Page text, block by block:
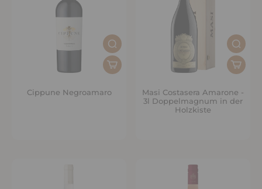
Cippune Negroamaro
Masi Costasera Amarone -
3l Doppelmagnum in der
Holzkiste